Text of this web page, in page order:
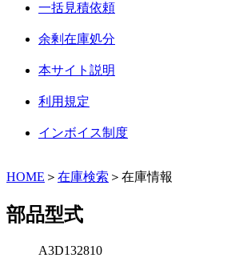
一括見積依頼
余剰在庫処分
本サイト説明
利用規定
インボイス制度
HOME ＞ 在庫検索 ＞在庫情報
部品型式
A3D132810